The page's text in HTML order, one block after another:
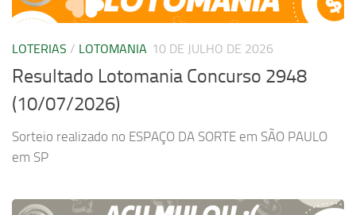
LOTERIAS / LOTOMANIA 10 DE JULHO DE 2026
Resultado Lotomania Concurso 2948
(10/07/2026)
Sorteio realizado no ESPAÇO DA SORTE em SÃO PAULO
em SP